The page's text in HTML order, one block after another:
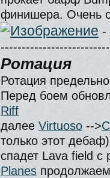
финишера. Очень
-
Ротация
Ротация
Перед боем
Riff
далее Virtuoso -->
только этот
спадет Lava field
Planes